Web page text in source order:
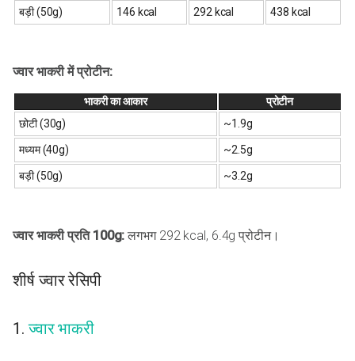
बड़ी (50g) 146 kcal 292 kcal 438 kcal
ज्वार भाकरी में प्रोटीन:
भाकरी का आकार
प्रोटीन
छोटी (30g)
~1.9g
मध्यम (40g) ~2.5g
बड़ी (50g) ~3.2g
ज्वार भाकरी प्रति 100g: लगभग 292 kcal, 6.4g प्रोटीन।
शीर्ष ज्वार रेसिपी
1.ज्वार भाकरी